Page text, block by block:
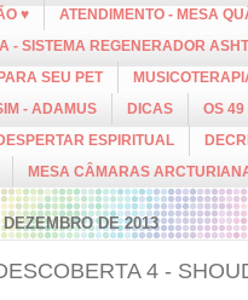
♥ ATENDIMENTO - MESA
- SISTEMA REGENERADOR
SEU PET
- ADAMUS
DICAS OS 49
ESPIRITUAL
MESA CÂMARAS
DE 2013
4 -